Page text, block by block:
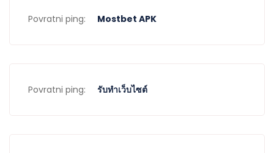
Povratni ping: Mostbet APK
Povratni ping: รับทำเว็บไซต์